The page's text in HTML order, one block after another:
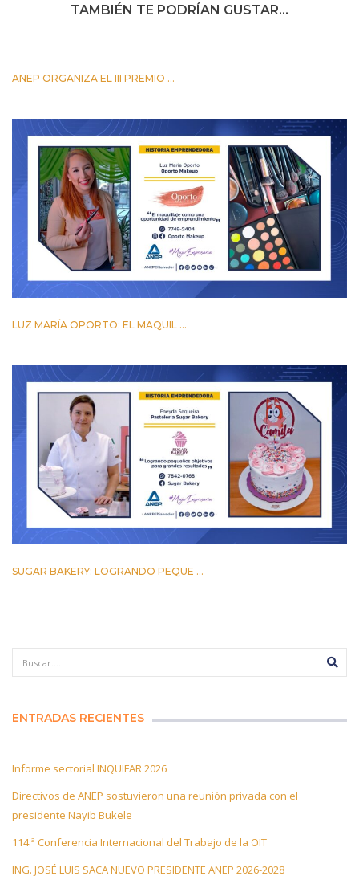
TAMBIÉN TE PODRÍAN GUSTAR...
ANEP ORGANIZA EL III PREMIO ...
LUZ MARÍA OPORTO: EL MAQUIL ...
SUGAR BAKERY: LOGRANDO PEQUE ...
ENTRADAS RECIENTES
Informe sectorial INQUIFAR 2026
Directivos de ANEP sostuvieron una reunión privada con el
presidente Nayib Bukele
114.ª Conferencia Internacional del Trabajo de la OIT
ING. JOSÉ LUIS SACA NUEVO PRESIDENTE ANEP 2026-2028